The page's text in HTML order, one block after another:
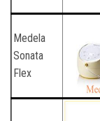
Medela
Sonata
Flex